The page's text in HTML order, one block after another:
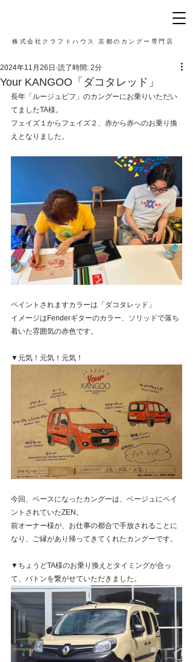
株式会社クラフトハウス 京都のカングー専門店
Your KANGOO「ダコタレッド」
2024年11月26日 読了時間: 2分
長年「ルージュビフ」のカングーにお乗りいただい
てましたTA様。
フェイズ１からフェイズ２、赤から赤へのお乗り換
えとなりました。
ペイントされますカラーは「ダコタレッド」
イメージはFenderギターのカラー、ソリッドで落ち
着いた雰囲気の赤色です。
▼元気！元気！元気！
今回、ベースになったカングーは、ベージュにペイ
ントされていたZEN。
前オーナー様が、お仕事の都合で手放されることに
なり、ご縁があり帰ってきてくれたカングーです。
▼ちょうどTA様のお乗り換えとタイミングが合っ
て、バトンを繋がせていただきました。